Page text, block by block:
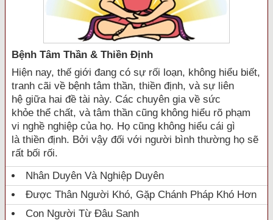
Bệnh Tâm Thần & Thiền Định
Hiện nay, thế giới đang có sự rối loạn, không hiểu biết,
tranh cãi về bệnh tâm thần, thiền định, và sự liên
hệ giữa hai đề tài này. Các chuyên gia về sức
khỏe thể chất, và tâm thần cũng không hiểu rõ phạm
vi nghề nghiệp của họ. Họ cũng không hiểu cái gì
là thiền định. Bởi vậy đối với người bình thường họ sẽ
rất bối rối.
Nhân Duyên Và Nghiệp Duyên
Được Thân Người Khó, Gặp Chánh Pháp Khó Hơn
Con Người Từ Đâu Sanh